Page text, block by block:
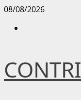
Avançar
08/08/2026